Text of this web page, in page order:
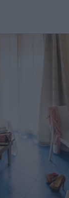
The local bus
certain days but
leaving we waited
in searing heat
David Reid,